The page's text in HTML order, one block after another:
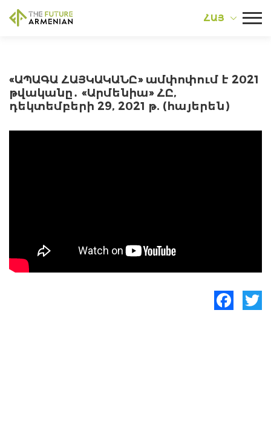
ՀԱՅ
«ԱՊԱԳԱ ՀԱՅԿԱԿԱՆԸ» ամփոփում է 2021
թվականը․ «Արմենիա» ՀԸ,
դեկտեմբերի 29, 2021 թ. (հայերեն)